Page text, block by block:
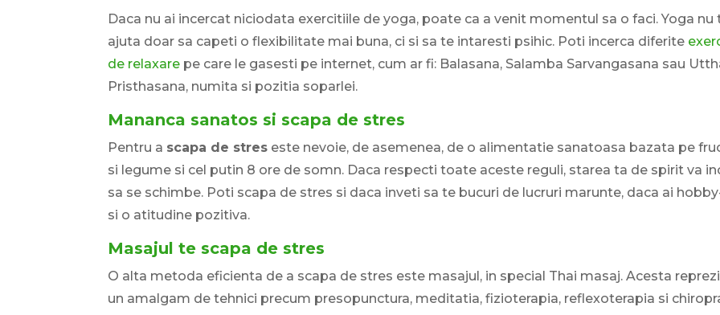
Daca nu ai incercat niciodata exercitiile de yoga, poate ca a venit momentul sa o faci. Yoga nu
ajuta doar sa capeti o flexibilitate mai buna, ci si sa te intaresti psihic. Poti incerca diferite
de relaxare pe care le gasesti pe internet, cum ar fi: Balasana, Salamba Sarvangasana sau
Pristhasana, numita si pozitia soparlei.
Mananca sanatos si scapa de stres
Pentru a scapa de stres este nevoie, de asemenea, de o alimentatie sanatoasa bazata pe
si legume si cel putin 8 ore de somn. Daca respecti toate aceste reguli, starea ta de spirit va
sa se schimbe. Poti scapa de stres si daca inveti sa te bucuri de lucruri marunte, daca ai
si o atitudine pozitiva.
Masajul te scapa de stres
O alta metoda eficienta de a scapa de stres este masajul, in special Thai masaj. Acesta
un amalgam de tehnici precum presopunctura, meditatia, fizioterapia, reflexoterapia si